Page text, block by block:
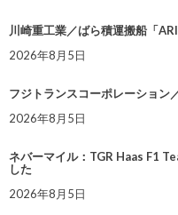
川崎重工業／ばら積運搬船「
2026年8月5日
フジトランスコーポレーション
2026年8月5日
ネバーマイル：TGR Haas F1
した
2026年8月5日